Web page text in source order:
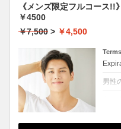
《メンズ限定フルコース
￥4500
￥7,500 > ￥4,500
男性